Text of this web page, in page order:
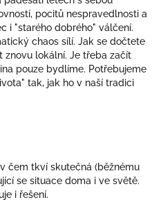
pocitů nespravedlnosti a
i "starého dobrého" válčení.
chaos sílí. Jak se dočtete
znovu lokální. Je třeba začít
pouze bydlíme. Potřebujeme
tak, jak ho v naší tradici
čem tkví skutečná (běžnému
se situace doma i ve světě.
i řešení.